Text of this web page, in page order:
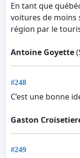
En tant que
voitures de moins
région par le
Antoine Goyette
#248
C’est une bonne
Gaston
#249